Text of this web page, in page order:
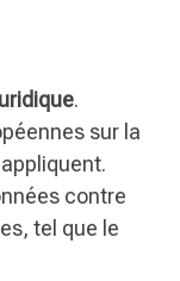
.
sur la
contre
tel que le